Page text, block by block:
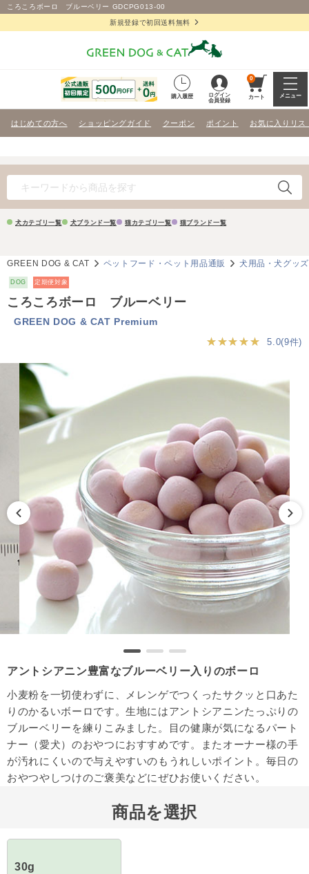
ころころボーロ ブルーベリー GDCPG013-00
新規登録で初回送料無料
購入履歴
ログイン
会員登録
0
カート メニュー
はじめての方へ ショッピングガイド クーポン ポイント お気に入りリス
犬カテゴリ一覧 犬ブランド一覧 猫カテゴリ一覧 猫ブランド一覧
GREEN DOG & CAT ペットフード・ペット用品通販 犬用品・犬グッズ
DOG 定期便対象
ころころボーロ ブルーベリー
GREEN DOG & CAT Premium
★★★★★ 5.0(9件)
アントシアニン豊富なブルーベリー入りのボーロ
小麦粉を一切使わずに、メレンゲでつくったサクッと口あた
りのかるいボーロです。生地にはアントシアニンたっぷりの
ブルーベリーを練りこみました。目の健康が気になるパート
ナー（愛犬）のおやつにおすすめです。またオーナー様の手
が汚れにくいので与えやすいのもうれしいポイント。毎日の
おやつやしつけのご褒美などにぜひお使いください。
商品を選択
30g